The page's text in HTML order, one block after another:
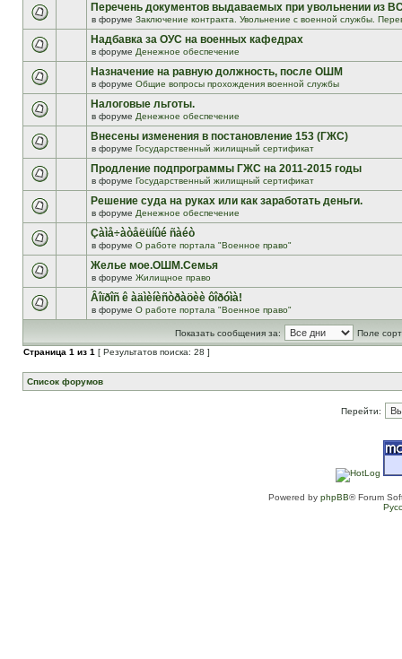
Перечень документов выдаваемых при увольнении из
в форуме Заключение контракта. Увольнение с военной службы.
Надбавка за ОУС на военных кафедрах
в форуме Денежное обеспечение
Назначение на равную должность, после ОШМ
в форуме Общие вопросы прохождения военной службы
Налоговые льготы.
в форуме Денежное обеспечение
Внесены изменения в постановление 153 (ГЖС)
в форуме Государственный жилищный сертификат
Продление подпрограммы ГЖС на 2011-2015 годы
в форуме Государственный жилищный сертификат
Решение суда на руках или как заработать деньги.
в форуме Денежное обеспечение
Çàìå÷àòåëüíûé ñàéò
в форуме О работе портала "Военное право"
Желье мое.ОШМ.Семья
в форуме Жилищное право
Âîïðîñ ê àäìèíèñòðàöèè ôîðóìà!
в форуме О работе портала "Военное право"
Показать сообщения за:
Поле
Страница 1 из 1 [ Результатов поиска: 28 ]
Список форумов
Перейти:
Powered by phpBB® Forum